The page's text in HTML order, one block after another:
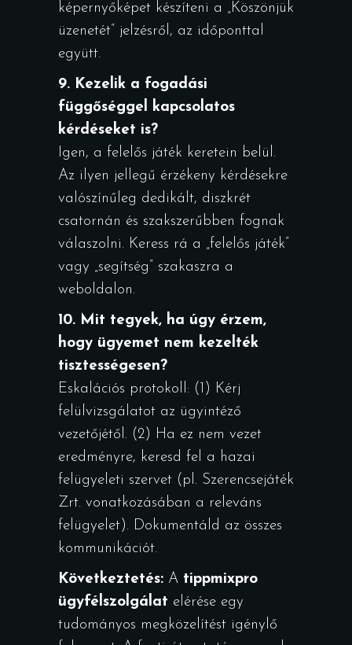
képernyőképet készíteni a „Köszönjük
üzenetét” jelzésről, az időponttal
együtt.
9. Kezelik a fogadási
függőséggel kapcsolatos
kérdéseket is?
Igen, a felelős játék keretein belül.
Az ilyen jellegű érzékeny kérdésekre
valószínűleg dedikált, diszkrét
csatornán és szakszerűbben fognak
válaszolni. Keress rá a „felelős játék”
vagy „segítség” szakaszra a
weboldalon.
10. Mit tegyek, ha úgy érzem,
hogy ügyemet nem kezelték
tisztességesen?
Eskalációs protokoll: (1) Kérj
felülvizsgálatot az ügyintéző
vezetőjétől. (2) Ha ez nem vezet
eredményre, keresd fel a hazai
felügyeleti szervet (pl. Szerencsejáték
Zrt. vonatkozásában a releváns
felügyelet). Dokumentáld az összes
kommunikációt.
Következtetés: A tippmixpro
ügyfélszolgálat elérése egy
tudományos megközelítést igénylő